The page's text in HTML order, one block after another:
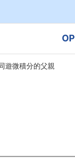
遊微積分的父親